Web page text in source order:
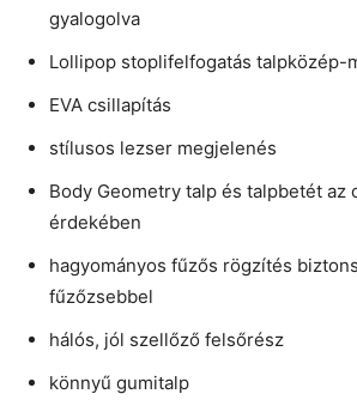
gyalogolva
Lollipop stoplifelfogatás talpközép-
EVA csillapítás
stílusos lezser megjelenés
Body Geometry talp és talpbetét az
érdekében
hagyományos fűzős rögzítés
fűzőzsebbel
hálós, jól szellőző felsőrész
könnyű gumitalp